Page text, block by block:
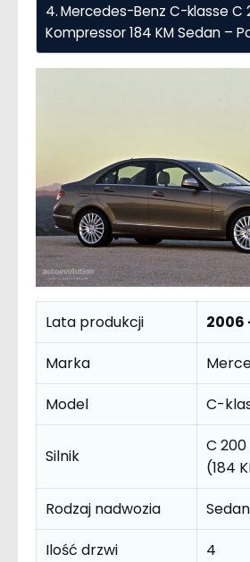
Mercedes-Benz C-klasse C
Kompressor 184 KM Sedan –
Lata produkcji
2006
Marka
Model
C-
Silnik
C
(184
Rodzaj nadwozia
Sedan
Ilość drzwi
4